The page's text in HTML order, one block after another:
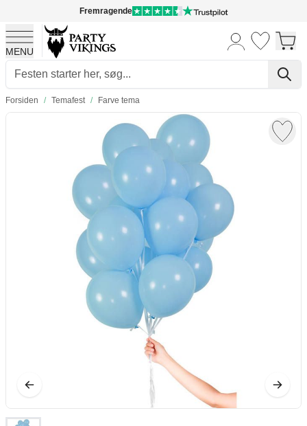
Fremragende
MENU
Skip to Content
Forsiden / Temafest / Farve tema